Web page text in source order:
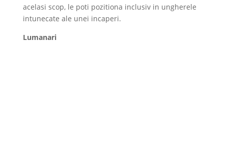
acelasi scop, le poti pozitiona inclusiv in ungherele
intunecate ale unei incaperi.
Lumanari